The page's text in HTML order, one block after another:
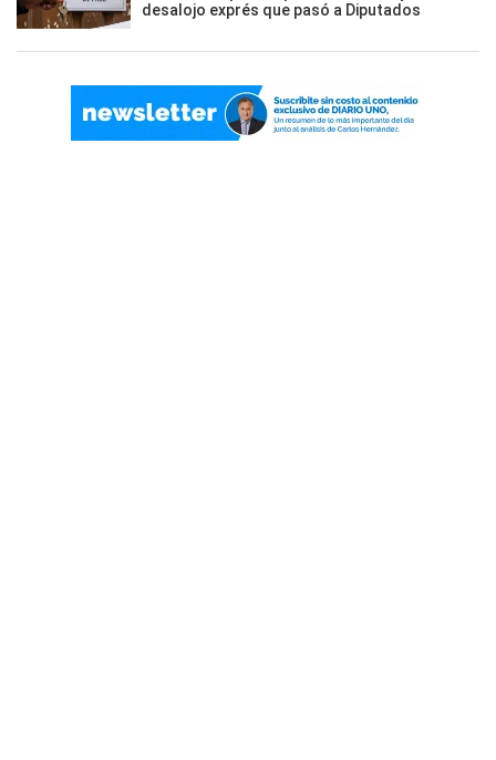
desalojo exprés que pasó a Diputados